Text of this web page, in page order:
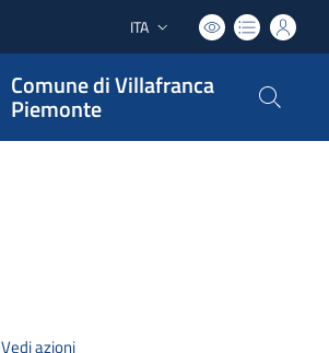
Lingua attiva:
ITA
Comune di Villafranca
Piemonte
Vedi azioni